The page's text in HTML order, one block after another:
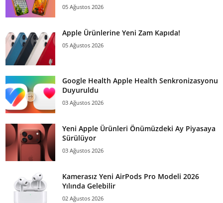
05 Ağustos 2026
Apple Ürünlerine Yeni Zam Kapıda!
05 Ağustos 2026
Google Health Apple Health Senkronizasyonu
Duyuruldu
03 Ağustos 2026
Yeni Apple Ürünleri Önümüzdeki Ay Piyasaya
Sürülüyor
03 Ağustos 2026
Kamerasız Yeni AirPods Pro Modeli 2026
Yılında Gelebilir
02 Ağustos 2026